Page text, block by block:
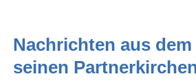
Nachrichten aus dem
seinen